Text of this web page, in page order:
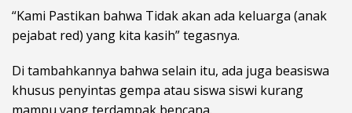
“Kami Pastikan bahwa Tidak akan ada keluarga (anak
pejabat red) yang kita kasih” tegasnya.
Di tambahkannya bahwa selain itu, ada juga beasiswa
khusus penyintas gempa atau siswa siswi kurang